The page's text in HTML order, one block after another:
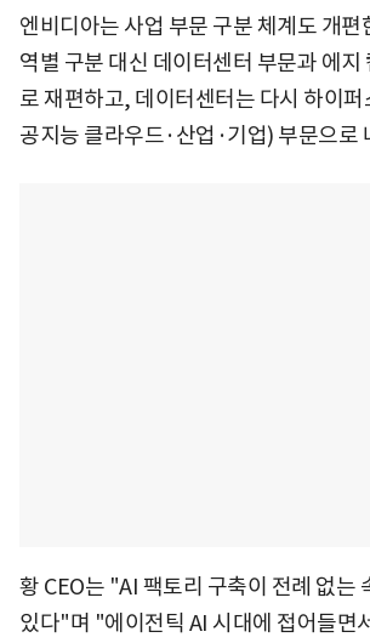
엔비디아는 사업 부문 구분 체계도 개편
역별 구분 대신 데이터센터 부문과 에지
로 재편하고, 데이터센터는 다시 하이
공지능 클라우드·산업·기업) 부문으로
황 CEO는 "AI 팩토리 구축이 전례 없는
있다"며 "에이전틱 AI 시대에 접어들면